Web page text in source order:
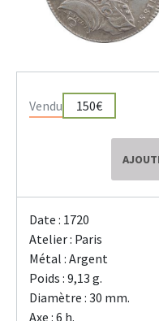
Vendu 150€
Date : 1720
Atelier : Paris
Métal : Argent
Poids : 9,13 g.
Diamètre : 30 mm.
Axe : 6 h.